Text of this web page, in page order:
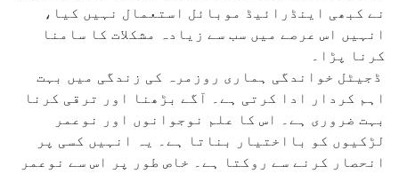
نے کبھی اینڈرائیڈ موبائل استعمال نہیں کیا،
انہیں اس عرصے میں سب سے زیادہ مشکلات کا سامنا
کرنا پڑا۔
ڈجیٹل خواندگی ہماری روزمرہ کی زندگی میں بہت
اہم کردار ادا کرتی ہے۔ آگے بڑھنا اور ترقی کرنا
بہت ضروری ہے۔ اس کا علم نوجوانوں اور نوعمر
لڑکیوں کو بااختیار بناتا ہے۔ یہ انہیں کسی پر
انحصار کرنے سے روکتا ہے۔ خاص طور پر اس سے نوعمر